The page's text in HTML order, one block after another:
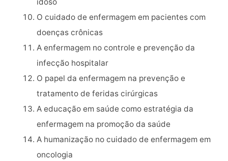
idoso
O cuidado de enfermagem em pacientes com
doenças crônicas
A enfermagem no controle e prevenção da
infecção hospitalar
O papel da enfermagem na prevenção e
tratamento de feridas cirúrgicas
A educação em saúde como estratégia da
enfermagem na promoção da saúde
A humanização no cuidado de enfermagem em
oncologia